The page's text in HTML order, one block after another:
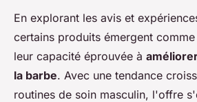
En explorant les avis et
certains produits émergent
leur capacité éprouvée à
la barbe. Avec une tendance
routines de soin masculin, l'offre